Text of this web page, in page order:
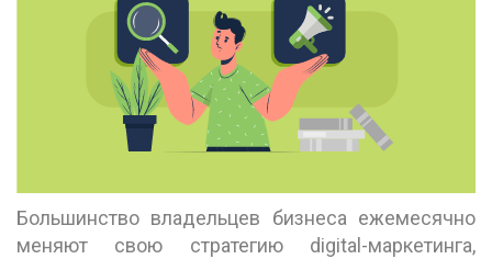
Большинство владельцев бизнеса ежемесячно
меняют свою стратегию digital-маркетинга,